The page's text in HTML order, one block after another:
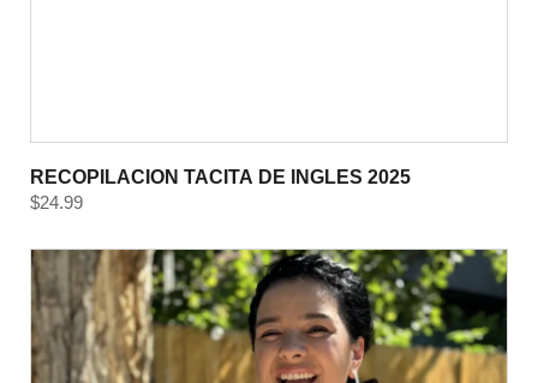
RECOPILACION TACITA DE INGLES 2025
$24.99